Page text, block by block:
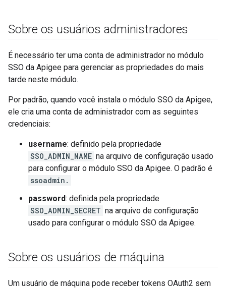
Sobre os usuários administradores
É necessário ter uma conta de administrador no módulo
SSO da Apigee para gerenciar as propriedades do mais
tarde neste módulo.
Por padrão, quando você instala o módulo SSO da Apigee,
ele cria uma conta de administrador com as seguintes
credenciais:
username: definido pela propriedade
SSO_ADMIN_NAME na arquivo de configuração usado
para configurar o módulo SSO da Apigee. O padrão é
ssoadmin.
password: definida pela propriedade
SSO_ADMIN_SECRET na arquivo de configuração
usado para configurar o módulo SSO da Apigee.
Sobre os usuários de máquina
Um usuário de máquina pode receber tokens OAuth2 sem